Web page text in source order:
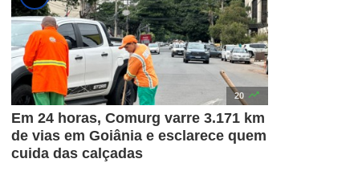
20 
Em 24 horas, Comurg varre 3.171 km
de vias em Goiânia e esclarece quem
cuida das calçadas